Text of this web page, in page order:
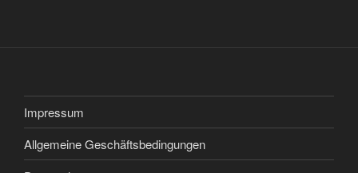
Impressum
Allgemeine Geschäftsbedingungen